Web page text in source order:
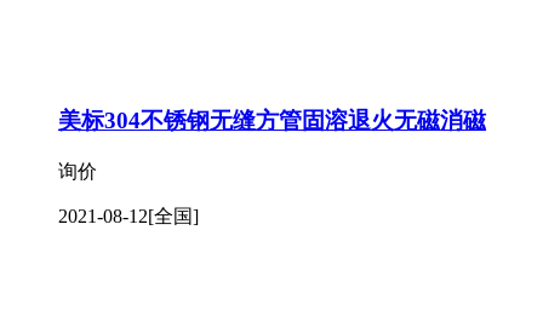
美标304不锈钢无缝方管固溶退火无磁消磁
询价
2021-08-12[全国]